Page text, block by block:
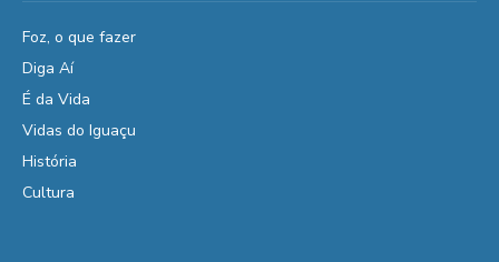
Foz, o que fazer
Diga Aí
É da Vida
Vidas do Iguaçu
História
Cultura